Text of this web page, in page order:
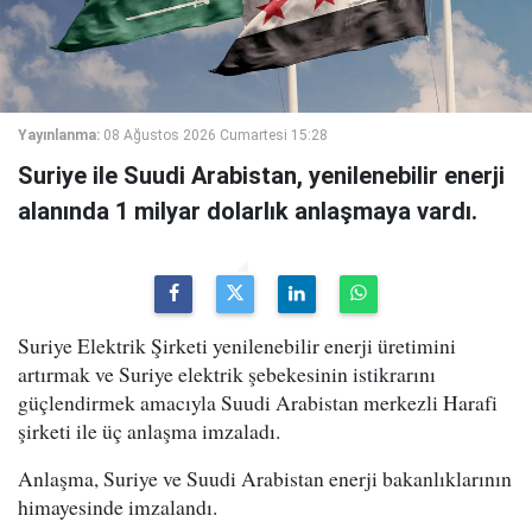
Yayınlanma: 08 Ağustos 2026 Cumartesi 15:28
Suriye ile Suudi Arabistan, yenilenebilir enerji
alanında 1 milyar dolarlık anlaşmaya vardı.
Suriye Elektrik Şirketi yenilenebilir enerji üretimini
artırmak ve Suriye elektrik şebekesinin istikrarını
güçlendirmek amacıyla Suudi Arabistan merkezli Harafi
şirketi ile üç anlaşma imzaladı.
Anlaşma, Suriye ve Suudi Arabistan enerji bakanlıklarının
himayesinde imzalandı.